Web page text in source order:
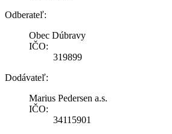
Odberateľ:
Obec Dúbravy
IČO:
319899
Dodávateľ:
Marius Pedersen a.s.
IČO:
34115901